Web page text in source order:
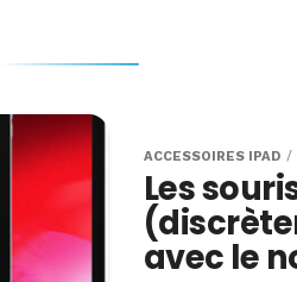
ACCESSOIRES IPAD
Les
avec le